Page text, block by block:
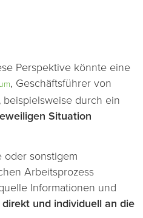
Perspektive könnte eine
, Geschäftsführer von
beispielsweise durch ein
Situation
oder sonstigem
Arbeitsprozess
Informationen und
und individuell an die